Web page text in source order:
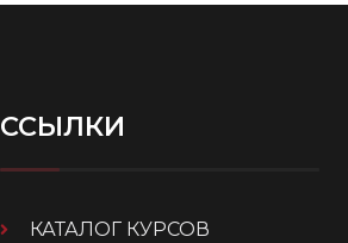
ССЫЛКИ
КАТАЛОГ КУРСОВ